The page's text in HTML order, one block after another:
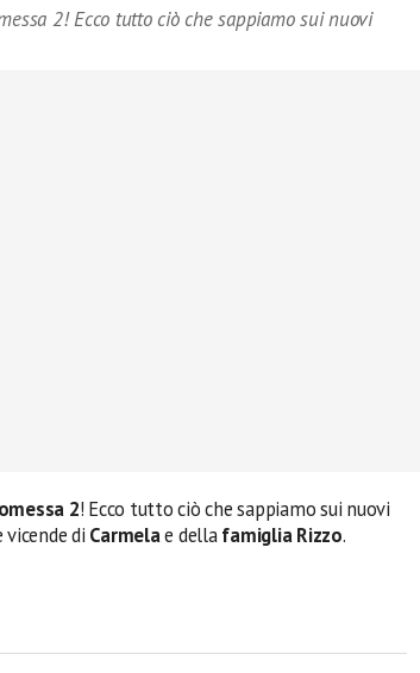
2! Ecco tutto ciò che sappiamo sui nuovi
2! Ecco tutto ciò che sappiamo sui nuovi
di Carmelae dellafamiglia Rizzo.